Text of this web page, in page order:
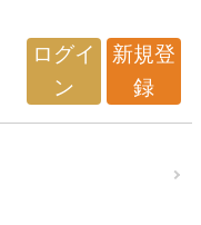
ログイ
ン
新規登
録